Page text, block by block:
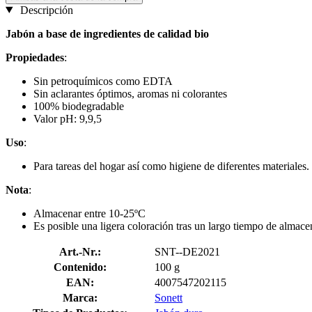
Descripción
Jabón a base de ingredientes de calidad bio
Propiedades:
Sin petroquímicos como EDTA
Sin aclarantes óptimos, aromas ni colorantes
100% biodegradable
Valor pH: 9,9,5
Uso:
Para tareas del hogar así como higiene de diferentes materiales.
Nota:
Almacenar entre 10-25ºC
Es posible una ligera coloración tras un largo tiempo de
Art.-Nr.:
SNT--DE2021
Contenido:
100 g
EAN:
4007547202115
Marca:
Sonett